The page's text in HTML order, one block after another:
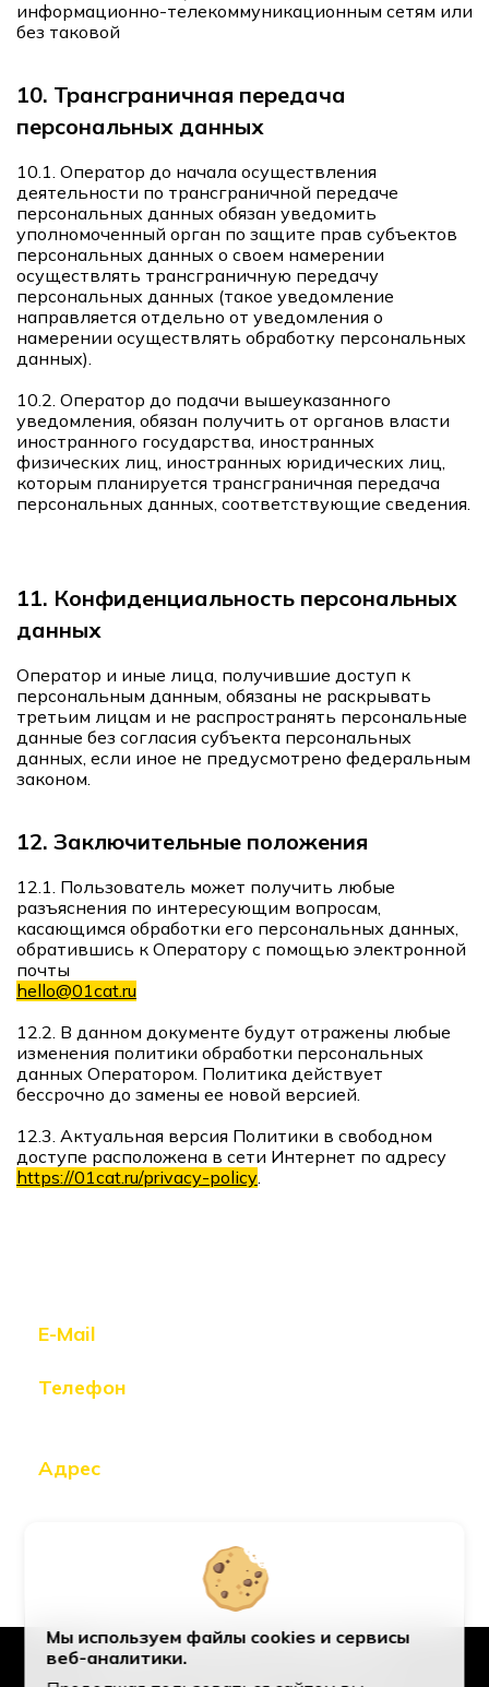
информационно-телекоммуникационным сетям или
без таковой
10. Трансграничная передача
персональных данных
10.1. Оператор до начала осуществления
деятельности по трансграничной передаче
персональных данных обязан уведомить
уполномоченный орган по защите прав субъектов
персональных данных о своем намерении
осуществлять трансграничную передачу
персональных данных (такое уведомление
направляется отдельно от уведомления о
намерении осуществлять обработку персональных
данных).
10.2. Оператор до подачи вышеуказанного
уведомления, обязан получить от органов власти
иностранного государства, иностранных
физических лиц, иностранных юридических лиц,
которым планируется трансграничная передача
персональных данных, соответствующие сведения.
11. Конфиденциальность персональных
данных
Оператор и иные лица, получившие доступ к
персональным данным, обязаны не раскрывать
третьим лицам и не распространять персональные
данные без согласия субъекта персональных
данных, если иное не предусмотрено федеральным
законом.
12. Заключительные положения
12.1. Пользователь может получить любые
разъяснения по интересующим вопросам,
касающимся обработки его персональных данных,
обратившись к Оператору с помощью электронной
почты
hello@01cat.ru
12.2. В данном документе будут отражены любые
изменения политики обработки персональных
данных Оператором. Политика действует
бессрочно до замены ее новой версией.
12.3. Актуальная версия Политики в свободном
доступе расположена в сети Интернет по адресу
https://01cat.ru/privacy-policy.
E-Mail
Телефон
Адрес
Планируете проект?
Давайте сделаем его вместе
Мы используем файлы cookies и сервисы
веб-аналитики.